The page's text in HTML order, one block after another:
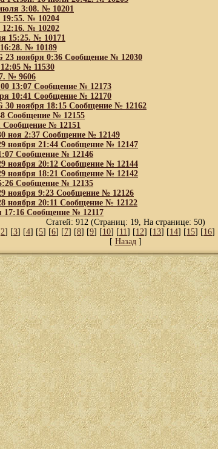
3:08. № 10201
№ 10204
№ 10202
15:25. № 10171
№ 10189
23 ноября 0:36 Cообщение № 12030
№ 11530
№ 9606
13:07 Cообщение № 12173
10:41 Cообщение № 12170
30 ноября 18:15 Cообщение № 12162
Cообщение № 12155
Cообщение № 12151
ноя 2:37 Cообщение № 12149
ноября 21:44 Cообщение № 12147
Cообщение № 12146
ноября 20:12 Cообщение № 12144
ноября 18:21 Cообщение № 12142
Cообщение № 12135
ноября 9:23 Cообщение № 12126
ноября 20:11 Cообщение № 12122
17:16 Cообщение № 12117
Статей: 912 (Страниц: 19, На странице: 50)
2] [3] [4] [5] [6] [7] [8] [9] [10] [11] [12] [13] [14] [15] [16]
[ Назад]